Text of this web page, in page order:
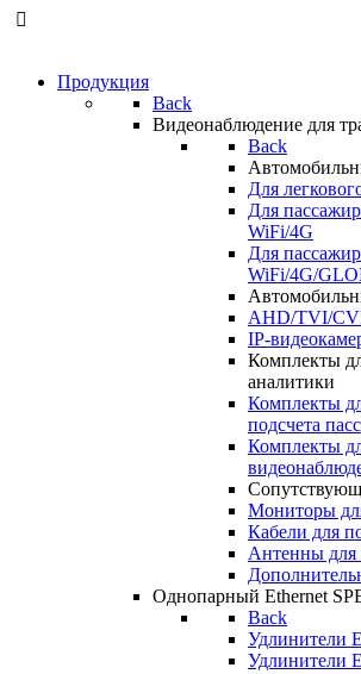
Продукция
Back
Видеонаблюдение для
Back
Для
Для
WiFi/4G
Для
WiFi/4G/
AHD/TVI/
IP-
Комплекты
аналитики
Комплекты
подсчета
Комплекты
Мониторы
Кабели для
Антенны для
Однопарный Ethernet
Back
Удлинители
Удлинители